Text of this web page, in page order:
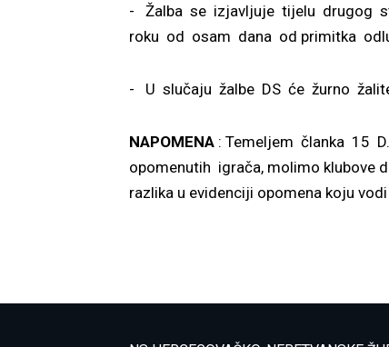
- Žalba se izjavljuje tijelu drugog
roku od osam dana od primitka
- U slučaju žalbe DS će žurno
NAPOMENA : Temeljem članka 15
opomenutih igrača, molimo klubove
razlika u evidenciji opomena koju